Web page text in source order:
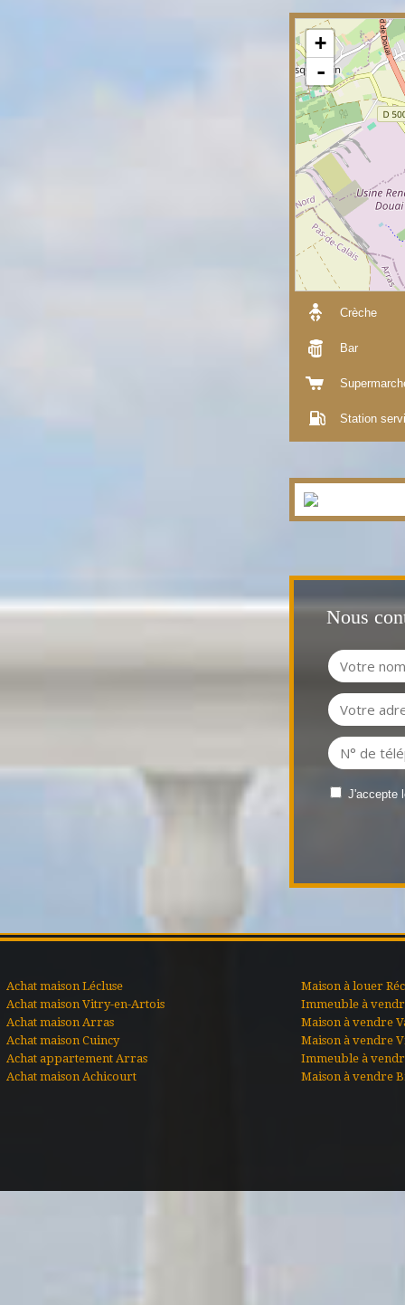
+
-
Crèche
Bar
Station
Nous
J'accepte
Achat maison Lécluse
Achat maison Vitry-en-Artois
Achat maison Arras
Achat maison Cuincy
Achat appartement Arras
Achat maison Achicourt
Maison à louer
Immeuble à
Maison à vendre
Maison à vendre
Immeuble à
Maison à vendre